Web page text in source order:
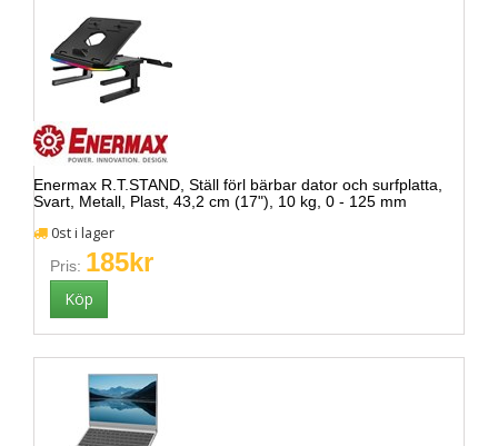
Enermax R.T.STAND, Ställ förl bärbar dator och surfplatta,
Svart, Metall, Plast, 43,2 cm (17"), 10 kg, 0 - 125 mm
0st i lager
Pris: 185kr